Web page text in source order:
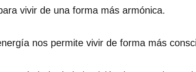
vivir de una forma más armónica.
nos permite vivir de forma más